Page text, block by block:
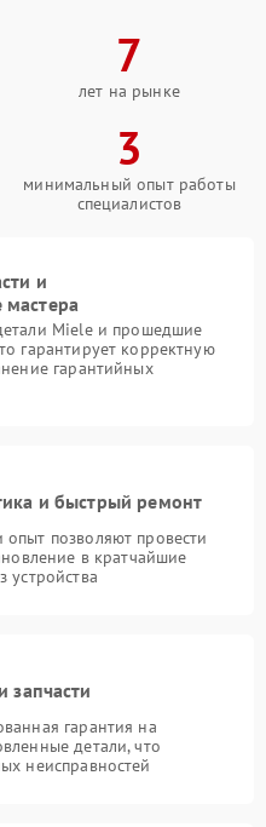
7
лет на рынке
3
минимальный опыт работы
специалистов
и
Miele и прошедшие
гарантирует корректную
гарантийных
и быстрый ремонт
позволяют провести
в кратчайшие
устройства
запчасти
гарантия на
детали, что
неисправностей